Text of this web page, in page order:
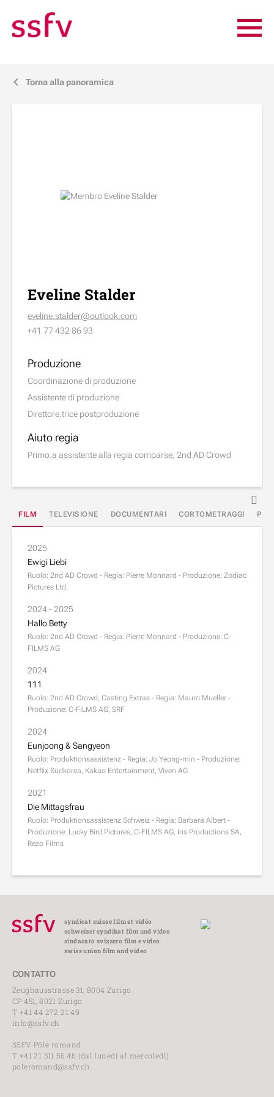
j Torna alla panoramica
Eveline Stalder
eveline.stalder@outlook.com
+41 77 432 86 93
Produzione
Coordinazione di produzione
Assistente di produzione
Direttore.trice postproduzione
Aiuto regia
Primo.a assistente alla regia comparse, 2nd AD Crowd
FILM TELEVISIONE DOCUMENTARI CORTOMETRAGGI
2025
Ewigi Liebi
Ruolo: 2nd AD Crowd - Regia: Pierre Monnard - Produzione: Zodiac
Pictures Ltd.
2024 - 2025
Hallo Betty
Ruolo: 2nd AD Crowd - Regia: Pierre Monnard - Produzione: C-
FILMS AG
2024
111
Ruolo: 2nd AD Crowd, Casting Extras - Regia: Mauro Mueller -
Produzione: C-FILMS AG, SRF
2024
Eunjoong & Sangyeon
Ruolo: Produktionsassistenz - Regia: Jo Yeong-min - Produzione:
Netflix Südkorea, Kakao Entertainment, Viven AG
2021
Die Mittagsfrau
Ruolo: Produktionsassistenz Schweiz - Regia: Barbara Albert -
Produzione: Lucky Bird Pictures, C-FILMS AG, Iris Productions SA,
Rezo Films
syndicat suisse film et vidéo
schweizer syndikat film und video
sindacato svizzero film e video
swiss union film and video
CONTATTO
Zeughausstrasse 31, 8004 Zurigo
CP 451, 8021 Zurigo
T +41 44 272 21 49
info@ssfv.ch
SSFV Pôle romand
T +41 21 311 56 46 (dal lunedì al mercoledì)
poleromand@ssfv.ch